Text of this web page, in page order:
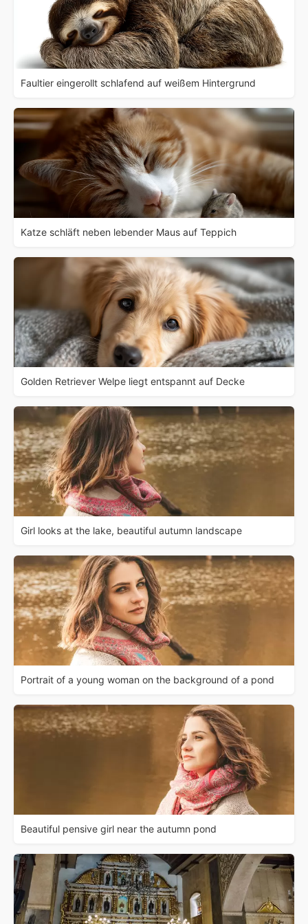
Faultier eingerollt schlafend auf weißem Hintergrund
Katze schläft neben lebender Maus auf Teppich
Golden Retriever Welpe liegt entspannt auf Decke
Girl looks at the lake, beautiful autumn landscape
Portrait of a young woman on the background of a pond
Beautiful pensive girl near the autumn pond